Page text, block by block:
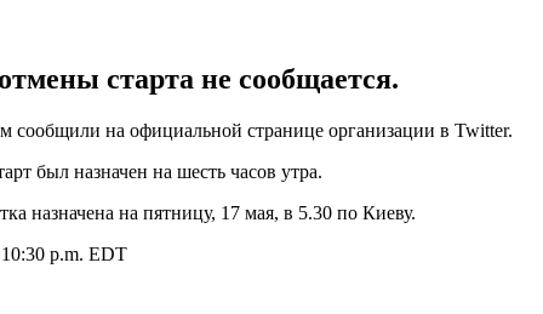
старта не сообщается.
сообщили на официальной странице организации в Twitter.
был назначен на шесть часов утра.
назначена на пятницу, 17 мая, в 5.30 по Киеву.
p.m. EDT